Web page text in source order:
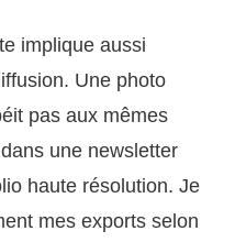
implique aussi
Une photo
pas aux mêmes
une newsletter
haute résolution. Je
mes exports selon